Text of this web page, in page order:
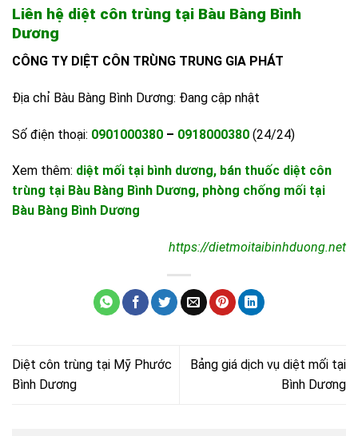
Liên hệ diệt côn trùng tại Bàu Bàng Bình
Dương
CÔNG TY DIỆT CÔN TRÙNG TRUNG GIA PHÁT
Địa chỉ Bàu Bàng Bình Dương: Đang cập nhật
Số điện thoại: 0901000380 – 0918000380 (24/24)
Xem thêm: diệt mối tại bình dương, bán thuốc diệt côn
trùng tại Bàu Bàng Bình Dương, phòng chống mối tại
Bàu Bàng Bình Dương
https://dietmoitaibinhduong.net
Diệt côn trùng tại Mỹ Phước
Bình Dương
Bảng giá dịch vụ diệt mối tại
Bình Dương